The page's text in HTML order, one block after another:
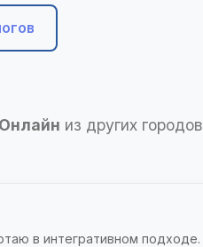
Онлайн из других городов
в интегративном подходе.